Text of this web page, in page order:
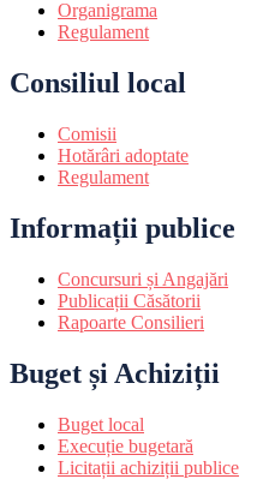
Organigrama
Regulament
Consiliul local
Comisii
Hotărâri adoptate
Regulament
Informații publice
Concursuri și Angajări
Publicații Căsătorii
Rapoarte Consilieri
Buget și Achiziții
Buget local
Execuție bugetară
Licitații achiziții publice